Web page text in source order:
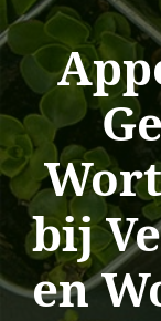
bij
en